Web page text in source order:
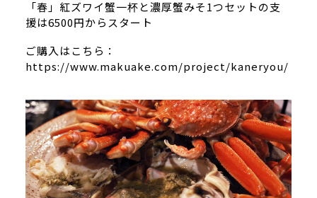
「春」紅ズワイ蟹一杯と濃厚蟹みそ1つセットの支
援は6500円からスタート
ご購入はこちら：
https://www.makuake.com/project/kaneryou/